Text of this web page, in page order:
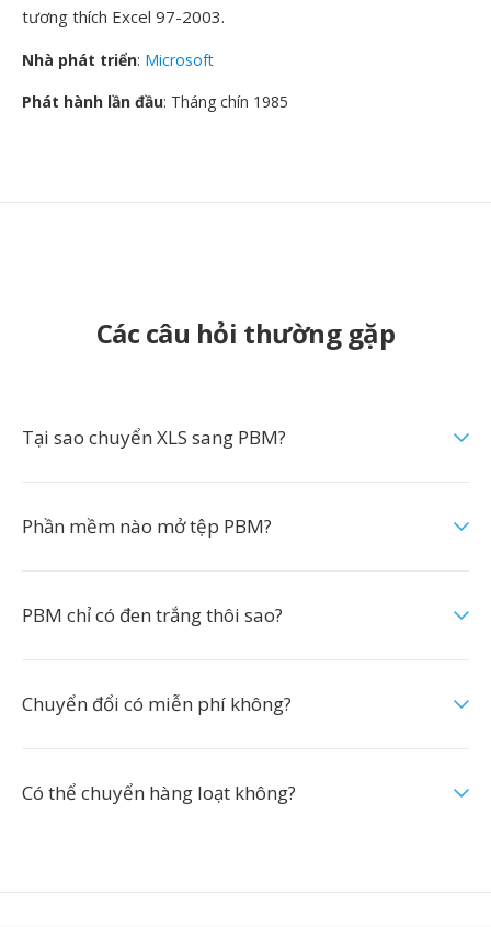
tương thích Excel 97-2003.
Nhà phát triển: Microsoft
Phát hành lần đầu: Tháng chín 1985
Các câu hỏi thường gặp
Tại sao chuyển XLS sang PBM?
Phần mềm nào mở tệp PBM?
PBM chỉ có đen trắng thôi sao?
Chuyển đổi có miễn phí không?
Có thể chuyển hàng loạt không?